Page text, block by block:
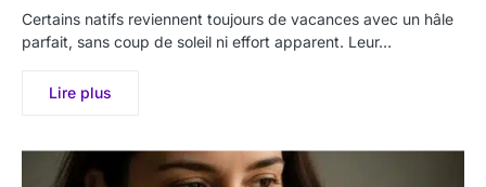
Certains natifs reviennent toujours de vacances avec un hâle
parfait, sans coup de soleil ni effort apparent. Leur…
Lire plus